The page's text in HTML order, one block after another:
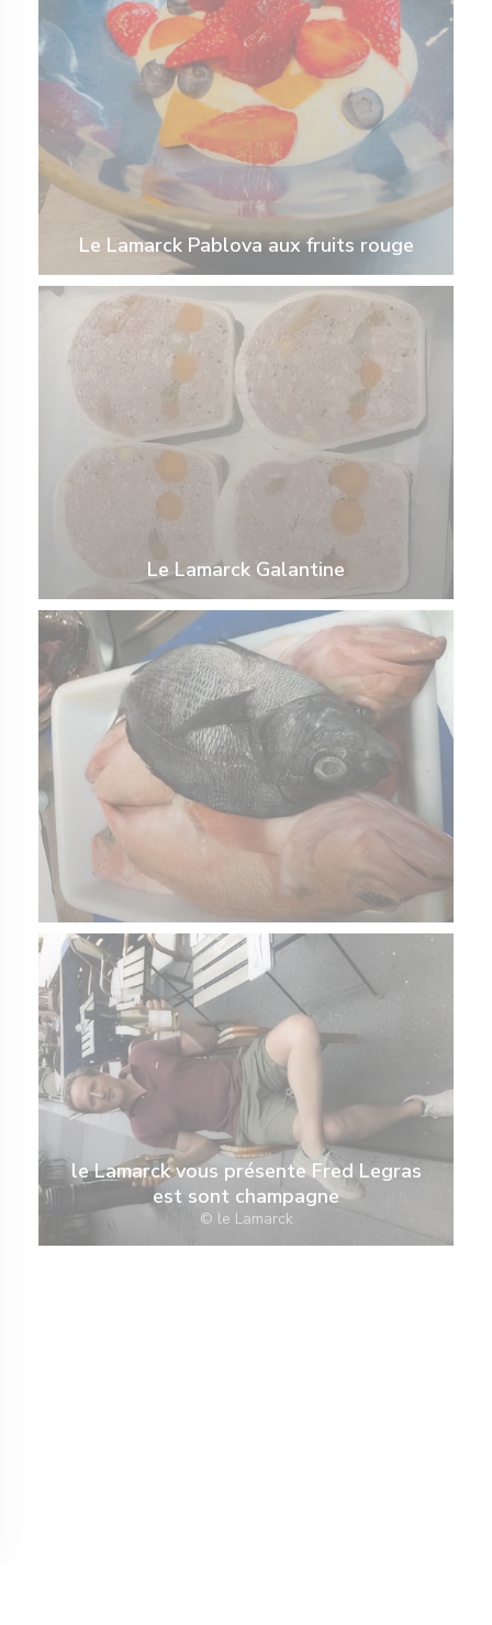
Le Lamarck Pablova aux fruits rouge
Le Lamarck Galantine
le Lamarck vous présente Fred Legras
est sont champagne
© le Lamarck